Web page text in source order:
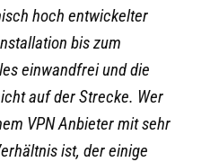
hoch entwickelter
bis zum
einwandfrei und die
auf der Strecke. Wer
VPN Anbieter mit sehr
ist, der einige